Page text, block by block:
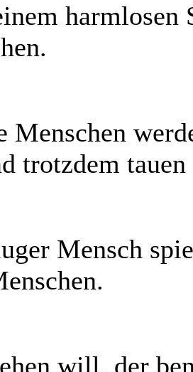
Menschen
trotzdem
Mensch
will, der